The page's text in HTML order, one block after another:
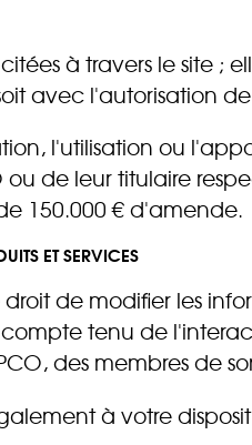
à travers le site ;
avec l'autorisation
l'utilisation ou
ou de leur titulaire
150.000 € d'amende.
ET SERVICES
droit de modifier les
tenu de
des membres de
à votre